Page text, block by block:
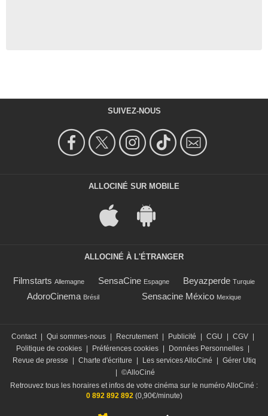
SUIVEZ-NOUS
ALLOCINÉ SUR MOBILE
ALLOCINÉ À L'ÉTRANGER
Filmstarts Allemagne SensaCine Espagne Beyazperde Turquie
AdoroCinema Brésil Sensacine México Mexique
Contact Qui sommes-nous Recrutement Publicité CGU CGV
Politique de cookies
Préférences cookies Données Personnelles
Revue de presse
Charte d'écriture Les services AlloCiné
Gérer Utiq
©AlloCiné
Retrouvez tous les horaires et infos de votre cinéma sur le numéro AlloCiné :
0 892 892 892(0,90€/minute)